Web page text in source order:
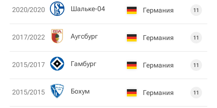
2020/2020 Шальке-04 Германия 11
2017/2022 Аугсбург Германия 11
2015/2017 Гамбург Германия 11
2015/2015 Бохум Германия 11